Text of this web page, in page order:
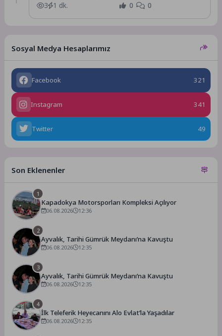
3
1 dk. 0 0
Sosyal Medya Hesaplarımız
Facebook 321
Instagram 341
Twitter 49
Son Eklenenler
1
Kapadokya Motorsporları Kompleksi Açılıyor
06.08.2026 12:36
2
Ayvalık, Tarihi Gümrük Meydanı’na Kavuştu
06.08.2026 12:35
3
Ayvalık, Tarihi Gümrük Meydanı’na Kavuştu
06.08.2026 12:35
4
İlk Teleferik Heyecanını Alo Evlat’la Yaşadılar
06.08.2026 12:35